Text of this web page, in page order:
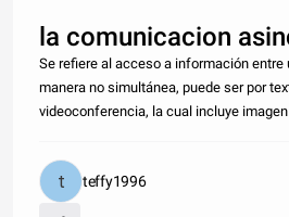
la comunicacion
Se refiere al acceso a información
manera no simultánea, puede ser por
videoconferencia, la cual incluye
teffy1996